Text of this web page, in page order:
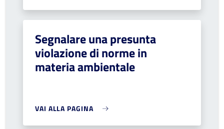
Segnalare una presunta
violazione di norme in
materia ambientale
VAI ALLA PAGINA